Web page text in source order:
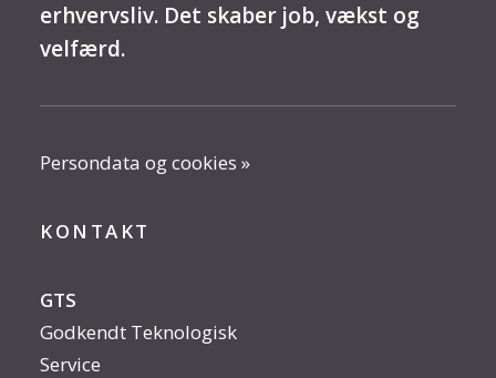
erhvervsliv. Det skaber job, vækst og
velfærd.
Persondata og cookies »
KONTAKT
GTS
Godkendt Teknologisk
Service